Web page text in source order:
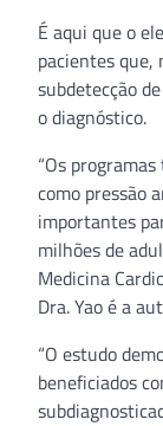
É aqui que o
pacientes que,
subdetecção
o diagnóstico.
“Os
como pressão
importantes
milhões de
Medicina
Dra. Yao é a
“O estudo
beneficiados